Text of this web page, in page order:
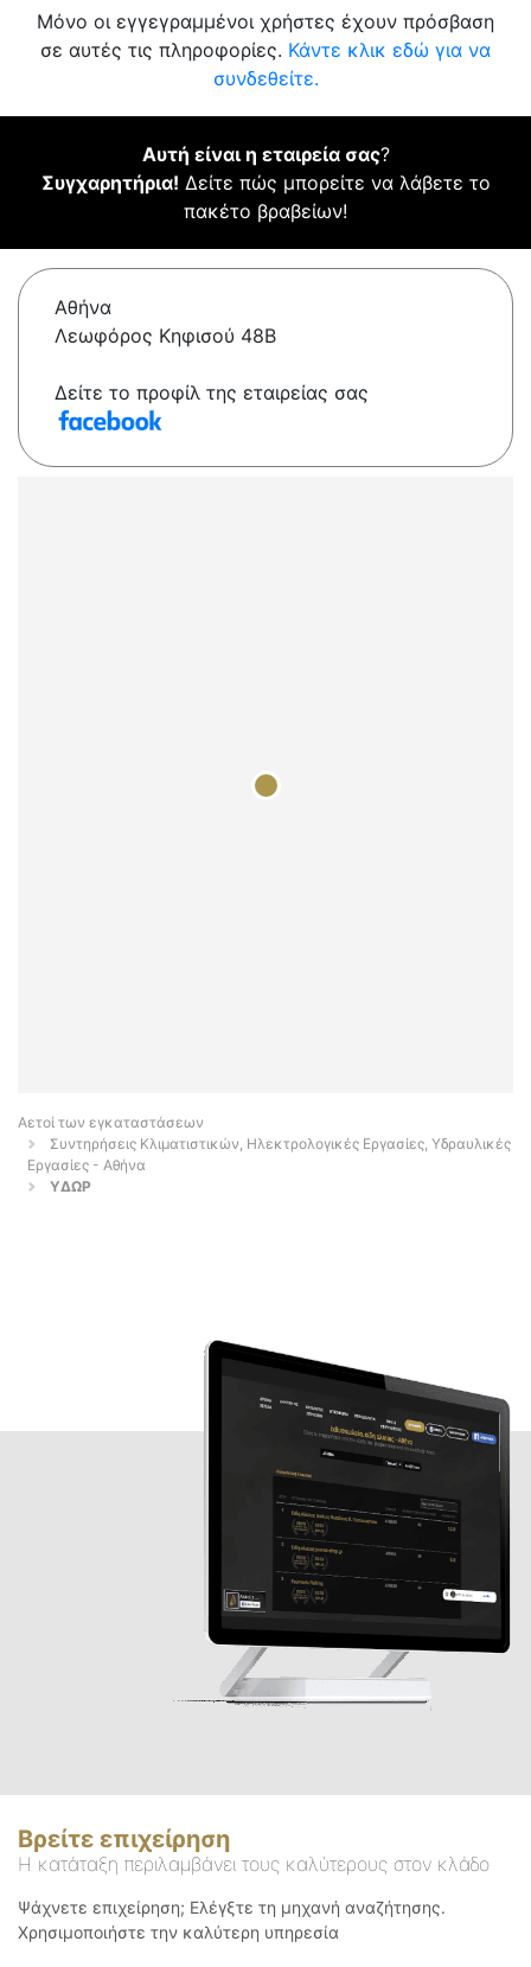
Μόνο οι εγγεγραμμένοι χρήστες έχουν πρόσβαση
σε αυτές τις πληροφορίες. Κάντε κλικ εδώ για να
συνδεθείτε.
Αυτή είναι η εταιρεία σας?
Συγχαρητήρια! Δείτε πώς μπορείτε να λάβετε το
πακέτο βραβείων!
Αθήνα
Λεωφόρος Κηφισού 48B
Δείτε το προφίλ της εταιρείας σας
Αετοί των εγκαταστάσεων
Συντηρήσεις Κλιματιστικών, Ηλεκτρολογικές Εργασίες, Υδραυλικές
Εργασίες - Αθήνα
ΥΔΩΡ
Βρείτε επιχείρηση
Η κατάταξη περιλαμβάνει τους καλύτερους στον κλάδο
Ψάχνετε επιχείρηση; Ελέγξτε τη μηχανή αναζήτησης.
Χρησιμοποιήστε την καλύτερη υπηρεσία